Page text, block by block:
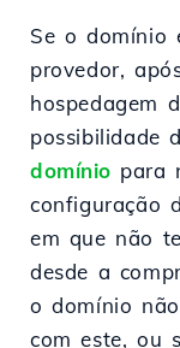
Se o domínio
provedor,
hospedagem
possibilidade
domínio para
configuração
em que não
desde a
o domínio
com este, ou